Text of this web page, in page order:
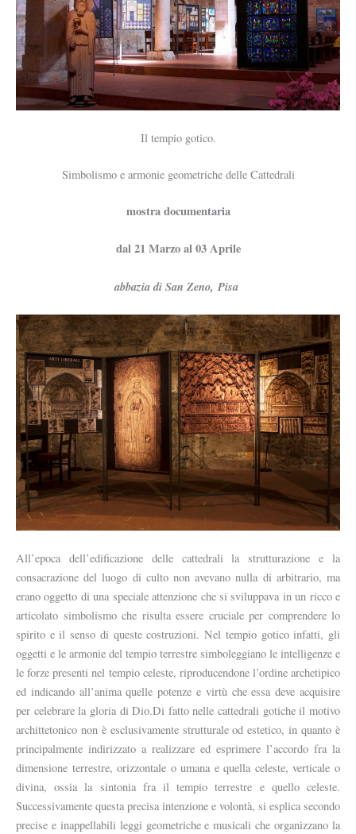
Il tempio gotico.
Simbolismo e armonie geometriche delle Cattedrali
mostra documentaria
dal 21 Marzo al 03 Aprile
abbazia di San Zeno, Pisa
All’epoca dell’edificazione delle cattedrali la strutturazione e la
consacrazione del luogo di culto non avevano nulla di arbitrario, ma
erano oggetto di una speciale attenzione che si sviluppava in un ricco e
articolato simbolismo che risulta essere cruciale per comprendere lo
spirito e il senso di queste costruzioni. Nel tempio gotico infatti, gli
oggetti e le armonie del tempio terrestre simboleggiano le intelligenze e
le forze presenti nel tempio celeste, riproducendone l’ordine archetipico
ed indicando all’anima quelle potenze e virtù che essa deve acquisire
per celebrare la gloria di Dio.Di fatto nelle cattedrali gotiche il motivo
archittetonico non è esclusivamente strutturale od estetico, in quanto è
principalmente indirizzato a realizzare ed esprimere l’accordo fra la
dimensione terrestre, orizzontale o umana e quella celeste, verticale o
divina, ossia la sintonia fra il tempio terrestre e quello celeste.
Successivamente questa precisa intenzione e volontà, si esplica secondo
precise e inappellabili leggi geometriche e musicali che organizzano la